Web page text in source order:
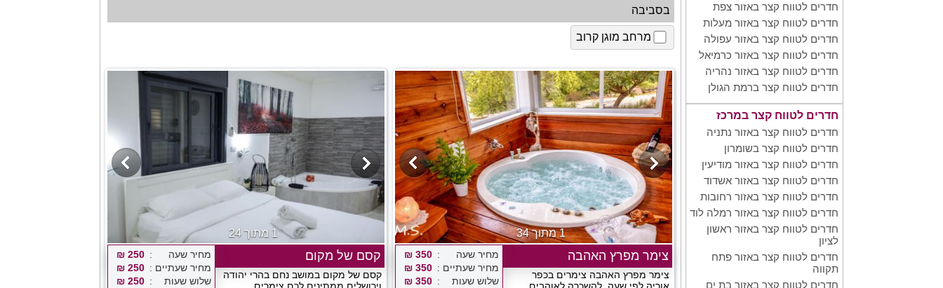
חדרים לטווח קצר באזור צפת
חדרים לטווח קצר באזור מעלות
חדרים לטווח קצר באזור עפולה
חדרים לטווח קצר באזור כרמיאל
חדרים לטווח קצר באזור נהריה
חדרים לטווח קצר ברמת הגולן
חדרים לטווח קצר במרכז
חדרים לטווח קצר באזור נתניה
חדרים לטווח קצר בשומרון
חדרים לטווח קצר באזור מודיעין
חדרים לטווח קצר באזור אשדוד
חדרים לטווח קצר באזור רחובות
חדרים לטווח קצר באזור רמלה לוד
חדרים לטווח קצר באזור ראשון
לציון
חדרים לטווח קצר באזור פתח
תקווה
חדרים לטווח קצר באזור בת ים
בסביבה
מרחב מוגן קרוב
1 מתוך 34
צימר מפרץ האהבה
צימר מפרץ האהבה צימרים בכפר
מחיר שעה
350 ₪
מחיר שעתיים
350 ₪
שלוש שעות
350 ₪
1 מתוך 24
קסם של מקום
קסם של מקום במושב נחם בהרי יהודה
מחיר שעה
250 ₪
מחיר שעתיים
250 ₪
שלוש שעות
250 ₪